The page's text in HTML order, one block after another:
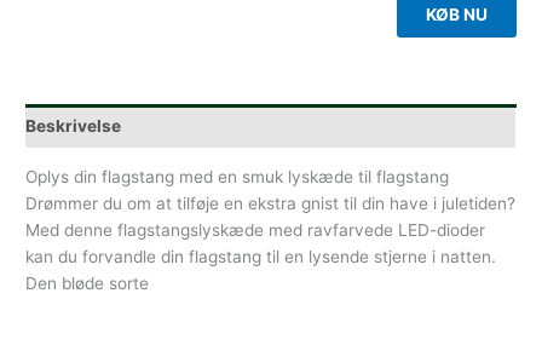
KØB NU
Beskrivelse
Oplys din flagstang med en smuk lyskæde til flagstang
Drømmer du om at tilføje en ekstra gnist til din have i juletiden?
Med denne flagstangslyskæde med ravfarvede LED-dioder
kan du forvandle din flagstang til en lysende stjerne i natten.
Den bløde sorte